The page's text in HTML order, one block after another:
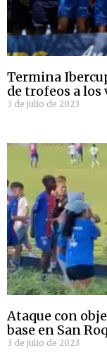
Termina
de trofeos a
3 de julio de 2023
Ataque con
base en San
3 de julio de 2023